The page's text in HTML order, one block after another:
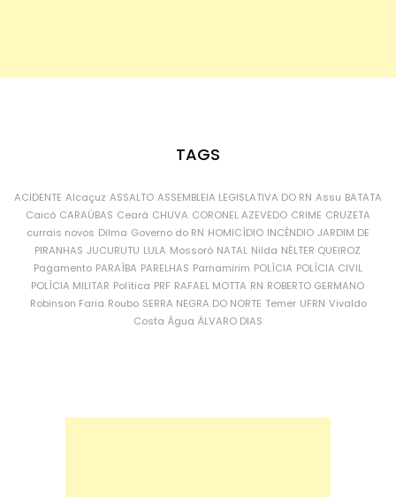
TAGS
ACIDENTE Alcaçuz ASSALTO ASSEMBLEIA LEGISLATIVA DO RN Assu BATATA
Caicó CARAÚBAS Ceará CHUVA CORONEL AZEVEDO CRIME CRUZETA
currais novos Dilma Governo do RN HOMICÍDIO INCÊNDIO JARDIM DE
PIRANHAS JUCURUTU LULA Mossoró NATAL Nilda NÉLTER QUEIROZ
Pagamento PARAÍBA PARELHAS Parnamirim POLÍCIA POLÍCIA CIVIL
POLÍCIA MILITAR Política PRF RAFAEL MOTTA RN ROBERTO GERMANO
Robinson Faria Roubo SERRA NEGRA DO NORTE Temer UFRN Vivaldo
Costa Água ÁLVARO DIAS